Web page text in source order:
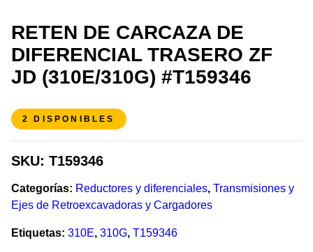
RETEN DE CARCAZA DE
DIFERENCIAL TRASERO ZF
JD (310E/310G) #T159346
2 DISPONIBLES
SKU: T159346
Categorías: Reductores y diferenciales, Transmisiones y
Ejes de Retroexcavadoras y Cargadores
Etiquetas: 310E, 310G, T159346